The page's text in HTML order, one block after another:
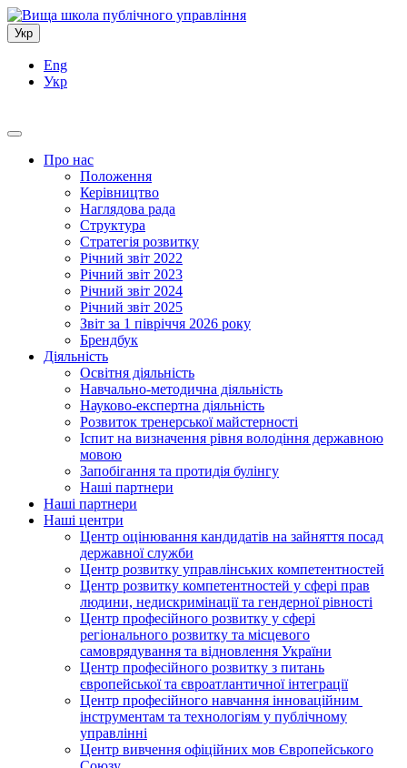
Укр
Eng
Укр
Про нас
Положення
Керівництво
Наглядова рада
Структура
Стратегія розвитку
Річний звіт 2022
Річний звіт 2023
Річний звіт 2024
Річний звіт 2025
Звіт за 1 півріччя 2026 року
Брендбук
Діяльність
Освітня діяльність
Навчально-методична діяльність
Науково-експертна діяльність
Розвиток тренерської майстерності
Іспит на визначення рівня володіння державною
мовою
Запобігання та протидія булінгу
Наші партнери
Наші партнери
Наші центри
Центр оцінювання кандидатів на зайняття посад
державної служби
Центр розвитку управлінських компетентностей
Центр розвитку компетентностей у сфері прав
людини, недискримінації та гендерної рівності
Центр професійного розвитку у сфері
регіонального розвитку та місцевого
самоврядування та відновлення України
Центр професійного розвитку з питань
європейської та євроатлантичної інтеграції
Центр професійного навчання інноваційним
інструментам та технологіям у публічному
управлінні
Центр вивчення офіційних мов Європейського